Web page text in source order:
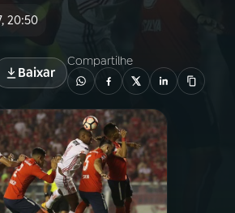
20:50
Baixar
Compartilhe